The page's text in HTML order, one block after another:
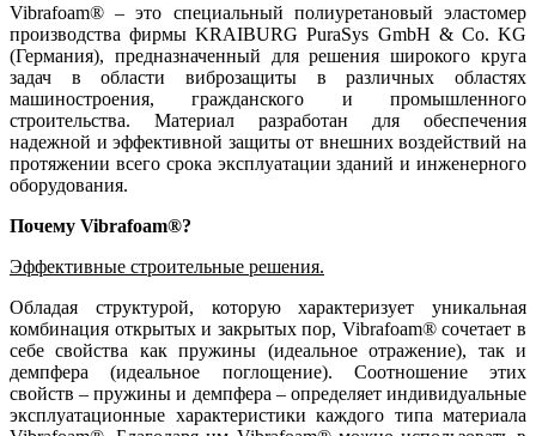
Vibrafoam® – это специальный полиуретановый эластомер
производства фирмы KRAIBURG PuraSys GmbH & Co. KG
(Германия), предназначенный для решения широкого круга
задач в области виброзащиты в различных областях
машиностроения, гражданского и промышленного
строительства. Материал разработан для обеспечения
надежной и эффективной защиты от внешних воздействий на
протяжении всего срока эксплуатации зданий и инженерного
оборудования.
Почему Vibrafoam®?
Эффективные строительные решения.
Обладая структурой, которую характеризует уникальная
комбинация открытых и закрытых пор, Vibrafoam® сочетает в
себе свойства как пружины (идеальное отражение), так и
демпфера (идеальное поглощение). Соотношение этих
свойств – пружины и демпфера – определяет индивидуальные
эксплуатационные характеристики каждого типа материала